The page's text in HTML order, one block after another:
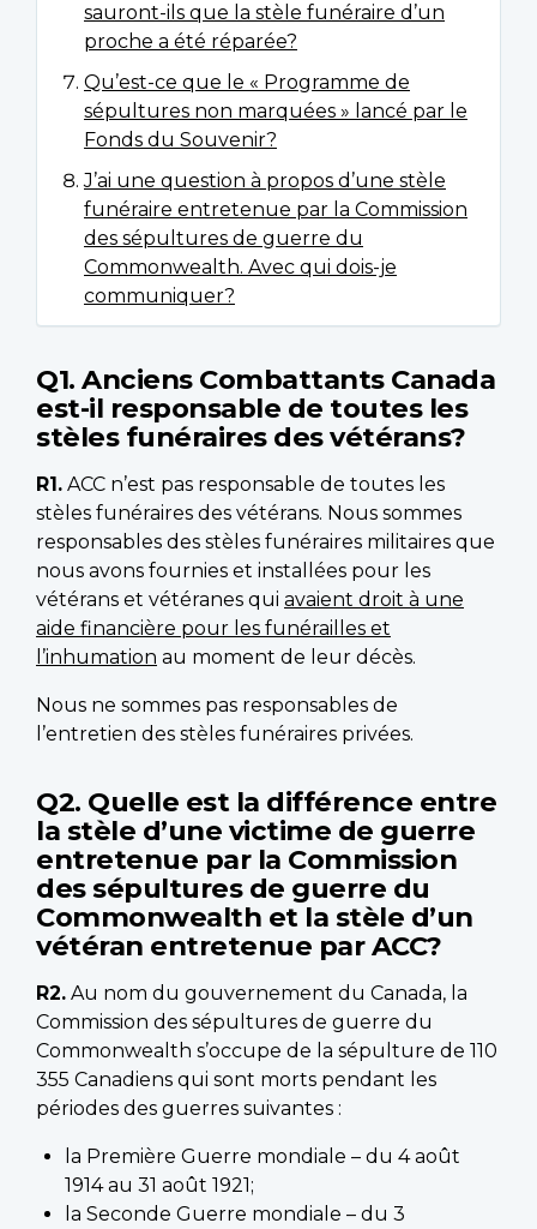
sauront-ils que la stèle funéraire d’un
proche a été réparée?
Qu’est-ce que le « Programme de
sépultures non marquées » lancé par le
Fonds du Souvenir?
J’ai une question à propos d’une stèle
funéraire entretenue par la Commission
des sépultures de guerre du
Commonwealth. Avec qui dois-je
communiquer?
Q1. Anciens Combattants Canada
est-il responsable de toutes les
stèles funéraires des vétérans?
R1. ACC n’est pas responsable de toutes les
stèles funéraires des vétérans. Nous sommes
responsables des stèles funéraires militaires que
nous avons fournies et installées pour les
vétérans et vétéranes qui avaient droit à une
aide financière pour les funérailles et
l’inhumation au moment de leur décès.
Nous ne sommes pas responsables de
l’entretien des stèles funéraires privées.
Q2. Quelle est la différence entre
la stèle d’une victime de guerre
entretenue par la Commission
des sépultures de guerre du
Commonwealth et la stèle d’un
vétéran entretenue par ACC?
R2. Au nom du gouvernement du Canada, la
Commission des sépultures de guerre du
Commonwealth s’occupe de la sépulture de 110
355 Canadiens qui sont morts pendant les
périodes des guerres suivantes :
la Première Guerre mondiale – du 4 août
1914 au 31 août 1921;
la Seconde Guerre mondiale – du 3